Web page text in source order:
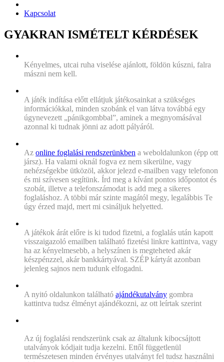
Kapcsolat
GYAKRAN ISMÉTELT KÉRDÉSEK
Kényelmes, utcai ruha viselése ajánlott, földön kúszni, falra
mászni nem kell.
A játék indítása előtt ellátjuk játékosainkat a szükséges
információkkal, minden szobánk el van látva továbbá egy
úgynevezett „pánikgombbal”, aminek a megnyomásával
azonnal ki tudnak jönni az adott pályáról.
Az online foglalási rendszerünkben a weboldalunkon (épp ott
jársz). Ha valami oknál fogva ez nem sikerülne, vagy
nehézségekbe ütközöl, akkor jelezd e-mailben vagy telefonon
és mi szívesen segítünk. Írd meg a kívánt pontos időpontot és
szobát, illetve a telefonszámodat is add meg a sikeres
foglaláshoz. A többi már szinte magától megy, legalábbis Te
úgy érzed majd, mert mi csináljuk helyetted.
A játékok árát előre is ki tudod fizetni, a foglalás után kapott
visszaigazoló emailben található fizetési linkre kattintva, vagy
ha az kényelmesebb, a helyszínen is megteheted akár
készpénzzel, akár bankkártyával. SZÉP kártyát azonban
jelenleg sajnos nem tudunk elfogadni.
A nyitó oldalunkon található ajándékutalvány gombra
kattintva tudsz élményt ajándékozni, az ott leírtak szerint
Az új foglalási rendszerünk csak az általunk kibocsájtott
utalványok kódjait tudja kezelni. Ettől függetlenül
természetesen minden érvényes utalványt fel tudsz használni